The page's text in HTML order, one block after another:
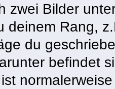
zwei Bilder
deinem Rang,
du
befindet